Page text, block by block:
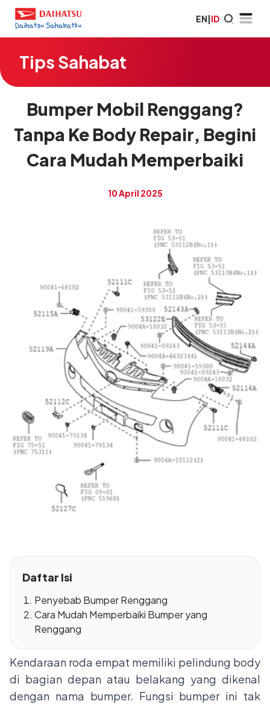
EN|ID
Tips Sahabat
Bumper Mobil Renggang?
Tanpa Ke Body Repair, Begini
Cara Mudah Memperbaiki
10 April 2025
Daftar Isi
Penyebab Bumper Renggang
Cara Mudah Memperbaiki Bumper yang
Renggang
Kendaraan roda empat memiliki pelindung body
di bagian depan atau belakang yang dikenal
dengan nama bumper. Fungsi bumper ini tak